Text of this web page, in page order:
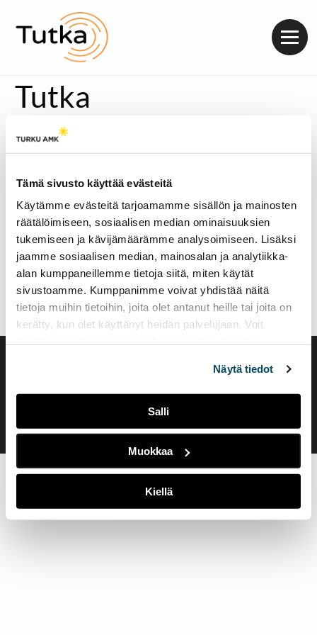
Tämä sivusto käyttää evästeitä
Käytämme evästeitä tarjoamamme sisällön ja mainosten
räätälöimiseen, sosiaalisen median ominaisuuksien
tukemiseen ja kävijämäärämme analysoimiseen. Lisäksi
jaamme sosiaalisen median, mainosalan ja analytiikka-
alan kumppaneillemme tietoja siitä, miten käytät
sivustoamme. Kumppanimme voivat yhdistää näitä
tietoja muihin tietoihin, joita olet antanut heille tai joita on
kerätty, kun olet käyttänyt heidän palvelujaan. Voit
Näytä tiedot
Salli
Muokkaa
Kiellä
Tutka